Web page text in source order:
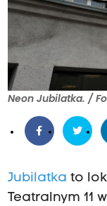
Neon Jubilatka. /
Jubilatka to
Teatralnym 11